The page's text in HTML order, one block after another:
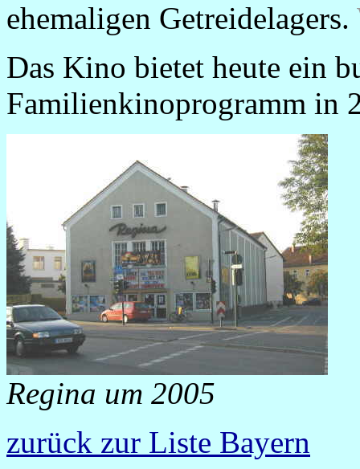
ehemaligen Getreidelagers.
Das Kino bietet heute ein
Familienkinoprogramm in
Regina um 2005
zurück zur Liste Bayern